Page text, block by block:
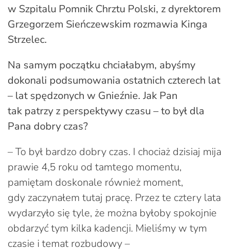
w Szpitalu Pomnik Chrztu Polski, z dyrektorem
Grzegorzem Sieńczewskim rozmawia Kinga
Strzelec.
Na samym początku chciałabym, abyśmy
dokonali podsumowania ostatnich czterech lat
– lat spędzonych w Gnieźnie. Jak Pan
tak patrzy z perspektywy czasu – to był dla
Pana dobry czas?
– To był bardzo dobry czas. I chociaż dzisiaj mija
prawie 4,5 roku od tamtego momentu,
pamiętam doskonale również moment,
gdy zaczynałem tutaj pracę. Przez te cztery lata
wydarzyło się tyle, że można byłoby spokojnie
obdarzyć tym kilka kadencji. Mieliśmy w tym
czasie i temat rozbudowy –